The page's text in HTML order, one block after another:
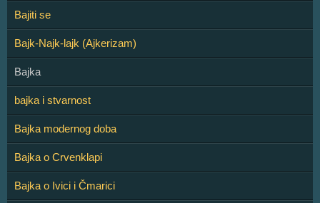
Bajiti se
Bajk-Najk-lajk (Ajkerizam)
Bajka
bajka i stvarnost
Bajka modernog doba
Bajka o Crvenklapi
Bajka o Ivici i Čmarici